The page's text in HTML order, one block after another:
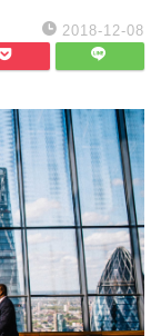
2018-12-08